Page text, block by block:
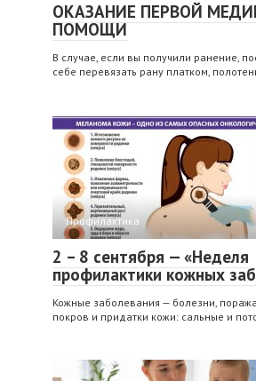
ОКАЗАНИЕ ПЕРВОЙ
ПОМОЩИ
В случае, если вы получили ранение,
себе перевязать рану платком,
Профилактика
2 – 8 сентября — «Неделя
профилактики кожных
Кожные заболевания — болезни,
покров и придатки кожи: сальные и